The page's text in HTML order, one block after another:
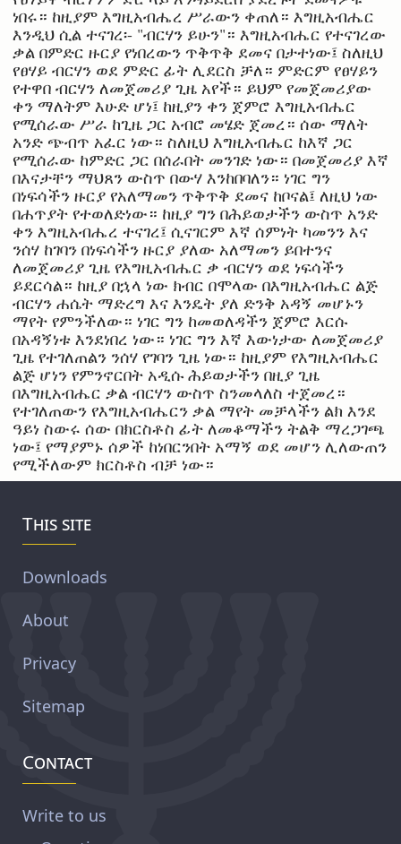
ነበሩ። ከዚያም እግዚአብሔረ ሥራውን ቀጠለ። እግዚአብሔር
እንዲህ ሲል ተናገረ፡- "ብርሃን ይሁን"። እግዚአብሔር የተናገረው
ቃል በምድር ዙርያ የነበረውን ጥቅጥቅ ደመና በታተነው፤ ስለዚህ
የፀሃይ ብርሃን ወደ ምድር ፊት ሊደርስ ቻለ። ምድርም የፀሃይን
የተዋበ ብርሃን ለመጀመሪያ ጊዜ አየች። ይህም የመጀመሪያው
ቀን ማለትም እሁድ ሆነ፤ ከዚያን ቀን ጀምሮ እግዚአብሔር
የሚሰራው ሥራ ከጊዜ ጋር አብሮ መሄድ ጀመረ። ሰው ማለት
አንድ ጭብጥ አፈር ነው። ስለዚህ እግዚአብሔር ከእኛ ጋር
የሚሰራው ከምድር ጋር በሰራበት መንገድ ነው። በመጀመሪያ እኛ
በእናታቸን ማህጸን ውስጥ በውሃ እንከበባለን። ነገር ግን
በነፍሳችን ዙርያ የአለማመን ጥቅጥቅ ደመና ከቦናል፤ ለዚህ ነው
በሐጥያት የተወለድነው። ከዚያ ግን በሕይወታችን ውስጥ አንድ
ቀን እግዚአብሔረ ተናገረ፤ ሲናገርም እኛ ሰምነት ካመንን እና
ንሰሃ ከገባን በነፍሳችን ዙርያ ያለው አለማመን ይበተንና
ለመጀመሪያ ጊዜ የእግዚአብሔር ቃ ብርሃን ወደ ነፍሳችን
ይደርሳል። ከዚያ በኋላ ነው ክብር በሞላው በእግዚአብሔር ልጅ
ብርሃን ሐሴት ማድረግ እና እንዴት ያለ ድንቅ አዳኝ መሆኑን
ማየት የምንችለው። ነገር ግን ከመወለዳችን ጀምሮ እርሱ
በአዳኝነቱ እንደነበረ ነው። ነገር ግን እኛ እውነታው ለመጀመሪያ
ጊዜ የተገለጠልን ንሰሃ የገባን ጊዜ ነው። ከዚያም የእግዚአብሔር
ልጅ ሆነን የምንኖርበት አዲሱ ሕይወታችን በዚያ ጊዜ
በእግዚአብሔር ቃል ብርሃን ውስጥ ስንመላለስ ተጀመረ።
የተገለጠውን የእግዚአብሔርን ቃል ማየት መቻላችን ልክ እንደ
ዓይነ ስውሩ ሰው በክርስቶስ ፊት ለመቆማችን ትልቅ ማረጋገጫ
ነው፤ የማያምኑ ሰዎች ከነበርንበት አማኝ ወደ መሆን ሊለውጠን
የሚችለውም ክርስቶስ ብቻ ነው።
This site
Downloads
About
Privacy
Sitemap
Contact
Write to us